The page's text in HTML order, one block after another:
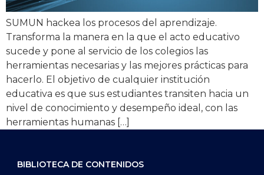
SUMUN hackea los procesos del aprendizaje.
Transforma la manera en la que el acto educativo
sucede y pone al servicio de los colegios las
herramientas necesarias y las mejores prácticas para
hacerlo. El objetivo de cualquier institución
educativa es que sus estudiantes transiten hacia un
nivel de conocimiento y desempeño ideal, con las
herramientas humanas […]
BIBLIOTECA DE CONTENIDOS